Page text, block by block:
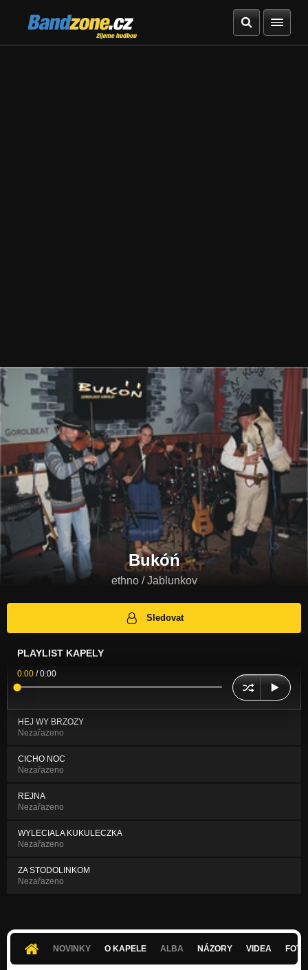
Bandzone.cz
žijeme hudbou
Bukóń
ethno / Jablunkov
Sledovat
PLAYLIST KAPELY
0:00 /0:00
HEJ WY BRZOZY
Nezařazeno
CICHO NOC
Nezařazeno
REJNA
Nezařazeno
WYLECIALA KUKULECZKA
Nezařazeno
ZA STODOLINKOM
Nezařazeno
NOVINKY O KAPELE ALBA NÁZORY VIDEA